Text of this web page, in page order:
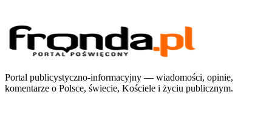
Portal publicystyczno-informacyjny — wiadomości, opinie,
komentarze o Polsce, świecie, Kościele i życiu publicznym.